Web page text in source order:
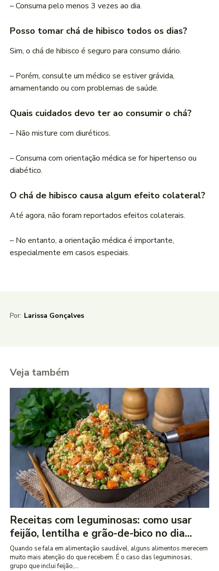
– Consuma pelo menos 3 vezes ao dia.
Posso tomar chá de hibisco todos os dias?
Sim, o chá de hibisco é seguro para consumo diário.
– Porém, consulte um médico se estiver grávida,
amamentando ou com problemas de saúde.
Quais cuidados devo ter ao consumir o chá?
– Não misture com diuréticos.
– Consuma com orientação médica se for hipertenso ou
diabético.
O chá de hibisco causa algum efeito colateral?
Até agora, não foram reportados efeitos colaterais.
– No entanto, a orientação médica é importante,
especialmente em casos especiais.
Por: Larissa Gonçalves
Veja também
Receitas com leguminosas: como usar
feijão, lentilha e grão-de-bico no dia...
Quando se fala em alimentação saudável, alguns alimentos merecem
muito mais atenção do que recebem. É o caso das leguminosas,
grupo que inclui feijão,...